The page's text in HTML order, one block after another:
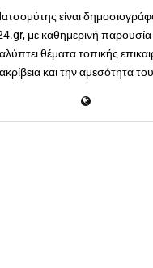
είναι
με καθημερινή
θέματα τοπικής
και την αμεσότητα